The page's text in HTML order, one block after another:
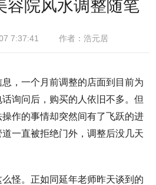
容院风水调整随笔
7:37:41 作者：浩元居
，一个月前调整的店面到目前为
询问后，购买的人依旧不多。但
作的事情却突然间有了飞跃的进
一直被拒绝门外，调整后没几天
怪。正如同延年老师昨天谈到的